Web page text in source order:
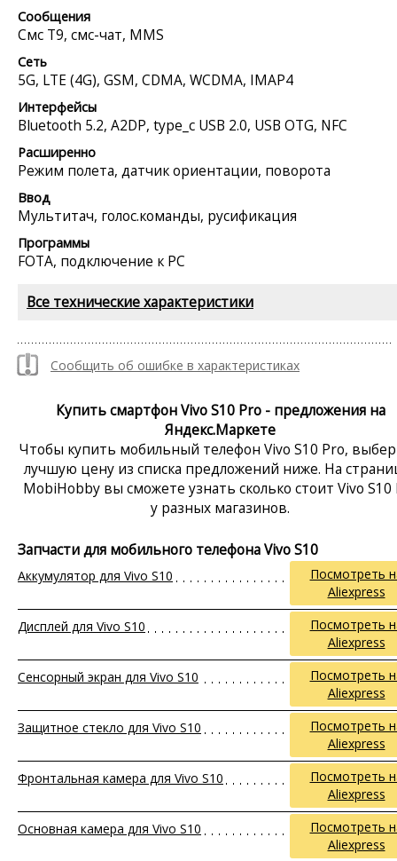
Сообщения
Смс Т9, смс-чат, MMS
Сеть
5G, LTE (4G), GSM, CDMA, WCDMA, IMAP4
Интерфейсы
Bluetooth 5.2, A2DP, type_c USB 2.0, USB OTG, NFC
Расширенно
Режим полета, датчик ориентации, поворота
Ввод
Мультитач, голос.команды, русификация
Программы
FOTA, подключение к PC
Все технические характеристики
Сообщить об ошибке в характеристиках
Купить смартфон Vivo S10 Pro - предложения на
Яндекс.Маркете
Чтобы купить мобильный телефон Vivo S10 Pro,
лучшую цену из списка предложений ниже. На
MobiHobby вы сможете узнать сколько стоит Vivo S10
у разных магазинов.
Запчасти для мобильного телефона Vivo S10
Аккумулятор для Vivo S10
Посмотреть
Aliexpress
Дисплей для Vivo S10
Посмотреть
Aliexpress
Сенсорный экран для Vivo S10
Посмотреть
Aliexpress
Защитное стекло для Vivo S10
Посмотреть
Aliexpress
Фронтальная камера для Vivo S10
Посмотреть
Aliexpress
Основная камера для Vivo S10
Посмотреть
Aliexpress